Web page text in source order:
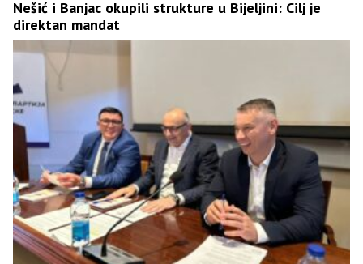
Nešić i Banjac okupili strukture u Bijeljini: Cilj je
direktan mandat